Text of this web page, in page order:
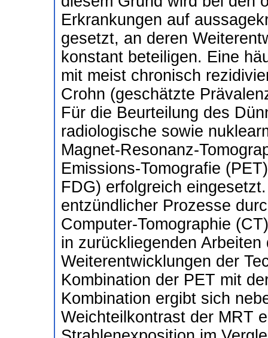
Erkrankungen auf
gesetzt, an deren
konstant beteiligen. Eine
mit meist chronisch
Crohn (geschätzte
Für die Beurteilung des
radiologische sowie
Magnet-Resonanz-
Emissions-Tomografie
FDG) erfolgreich
entzündlicher Prozesse
Computer-Tomographie
in zurückliegenden
Weiterentwicklungen der
Kombination der PET mit
Kombination ergibt sich
Weichteilkontrast der MRT